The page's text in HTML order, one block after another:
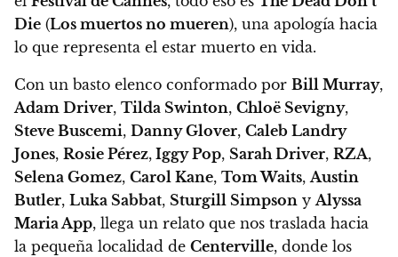
Die (Los muertos no mueren), una apología hacia
lo que representa el estar muerto en vida.
Con un basto elenco conformado por Bill Murray,
Adam Driver, Tilda Swinton, Chloë Sevigny,
Steve Buscemi, Danny Glover, Caleb Landry
Jones, Rosie Pérez, Iggy Pop, Sarah Driver, RZA,
Selena Gomez, Carol Kane, Tom Waits, Austin
Butler, Luka Sabbat, Sturgill Simpson y Alyssa
Maria App, llega un relato que nos traslada hacia
la pequeña localidad de Centerville, donde los